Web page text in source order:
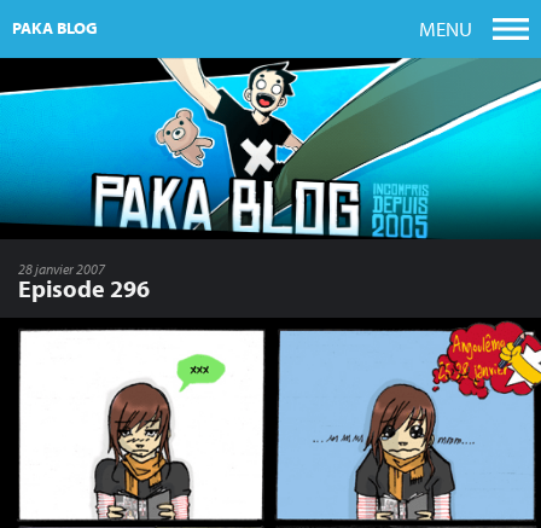
PAKA BLOG MENU
28 janvier 2007
Episode 296